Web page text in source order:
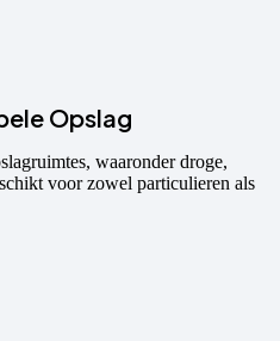
Opslag
waaronder droge,
voor zowel particulieren als